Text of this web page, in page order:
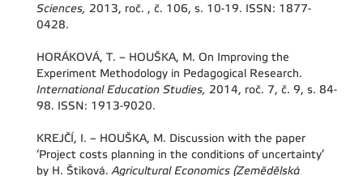
Sciences, 2013, roč. , č. 106, s. 10-19. ISSN: 1877-
0428.
HORÁKOVÁ, T. – HOUŠKA, M. On Improving the
Experiment Methodology in Pedagogical Research.
International Education Studies, 2014, roč. 7, č. 9, s. 84-
98. ISSN: 1913-9020.
KREJČÍ, I. – HOUŠKA, M. Discussion with the paper
‘Project costs planning in the conditions of uncertainty’
by H. Štiková.Agricultural Economics (Zemědělská